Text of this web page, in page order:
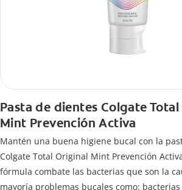
Pasta de dientes Colgate
Mint Prevención Activa
Mantén una buena higiene bucal con la
Colgate Total Original Mint Prevención
fórmula combate las bacterias que son la
mayoría problemas bucales como: